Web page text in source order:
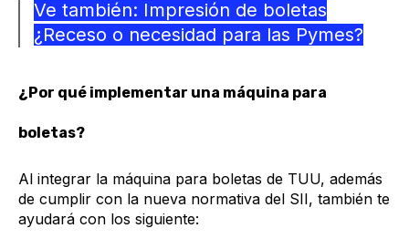
Ve también: Impresión de boletas
¿Receso o necesidad para las Pymes?
¿Por qué implementar una máquina para
boletas?
Al integrar la máquina para boletas de TUU, además
de cumplir con la nueva normativa del SII, también te
ayudará con los siguiente: